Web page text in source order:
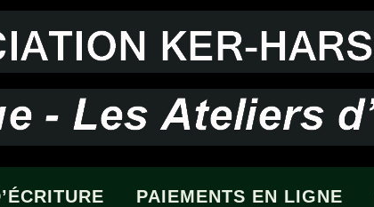
PAIEMENTS EN LIGNE